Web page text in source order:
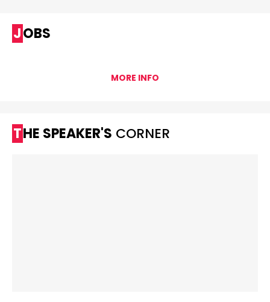
JOBS
MORE INFO
THE SPEAKER'S CORNER